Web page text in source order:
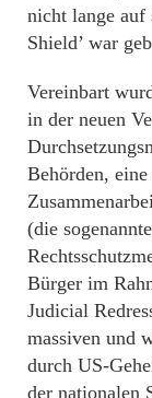
nicht lange auf
Shield’ war
Vereinbart
in der neuen
Behörden,
(die
Bürger im
Judicial
massiven und
durch US-
der nationalen